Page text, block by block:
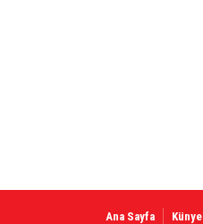
Ana Sayfa Künye